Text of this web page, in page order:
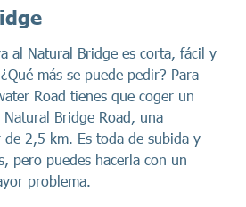
al Natural Bridge es corta, fácil y
más se puede pedir? Para
Road tienes que coger un
Bridge Road, una
de 2,5 km. Es toda de subida y
pero puedes hacerla con un
problema.